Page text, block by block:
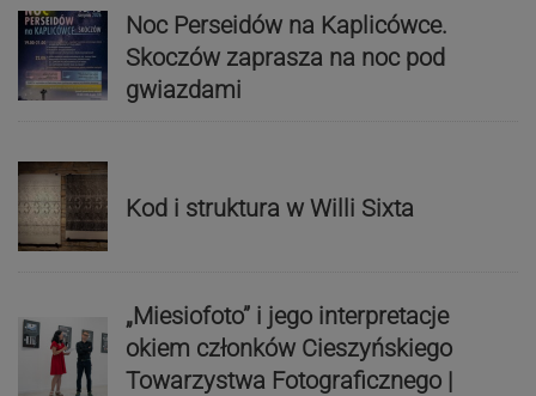
Noc Perseidów na Kaplicówce.
Skoczów zaprasza na noc pod
gwiazdami
Kod i struktura w Willi Sixta
„Miesiofoto” i jego interpretacje
okiem członków Cieszyńskiego
Towarzystwa Fotograficznego |